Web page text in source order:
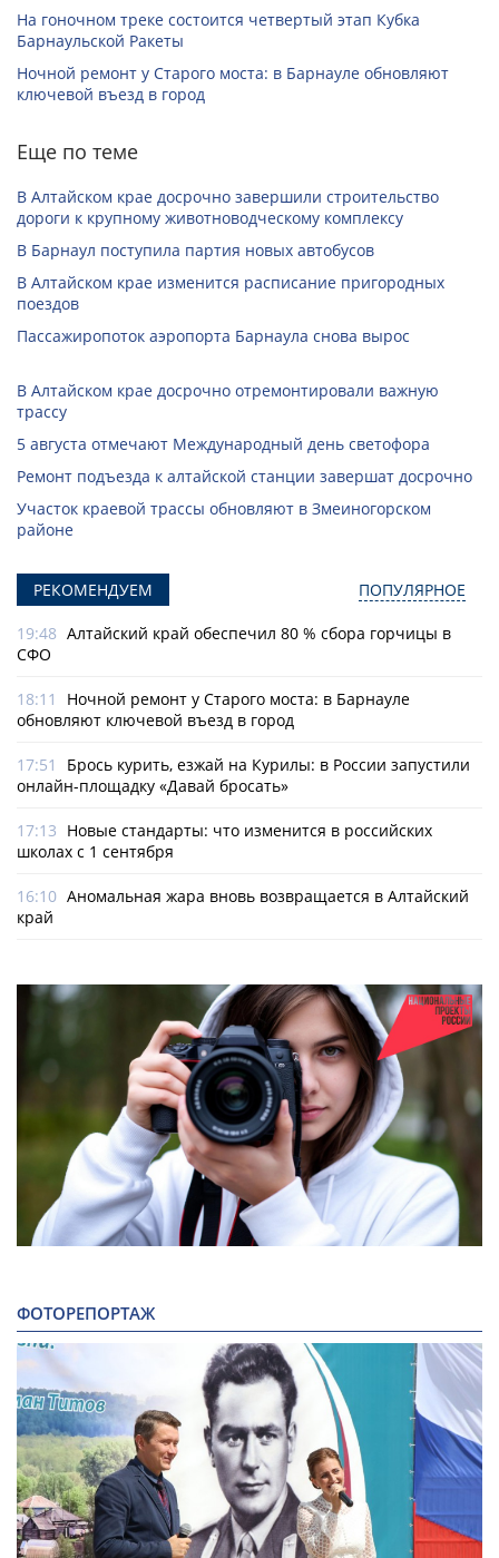
На гоночном треке состоится четвертый этап Кубка
Барнаульской Ракеты
Ночной ремонт у Старого моста: в Барнауле обновляют
ключевой въезд в город
Еще по теме
В Алтайском крае досрочно завершили строительство
дороги к крупному животноводческому комплексу
В Барнаул поступила партия новых автобусов
В Алтайском крае изменится расписание пригородных
поездов
Пассажиропоток аэропорта Барнаула снова вырос
В Алтайском крае досрочно отремонтировали важную
трассу
5 августа отмечают Международный день светофора
Ремонт подъезда к алтайской станции завершат досрочно
Участок краевой трассы обновляют в Змеиногорском
районе
РЕКОМЕНДУЕМ ПОПУЛЯРНОЕ
19:48 Алтайский край обеспечил 80 % сбора горчицы в
СФО
18:11
Ночной ремонт у Старого моста: в Барнауле
обновляют ключевой въезд в город
17:51
Брось курить, езжай на Курилы: в России запустили
онлайн-­площадку «Давай бросать»
17:13 Новые стандарты: что изменится в российских
школах с 1 сентября
16:10 Аномальная жара вновь возвращается в Алтайский
край
ФОТОРЕПОРТАЖ